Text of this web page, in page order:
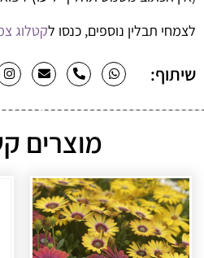
לצמחי תבלין נוספים, כנסו לקטלוג
שיתוף:
מוצרים